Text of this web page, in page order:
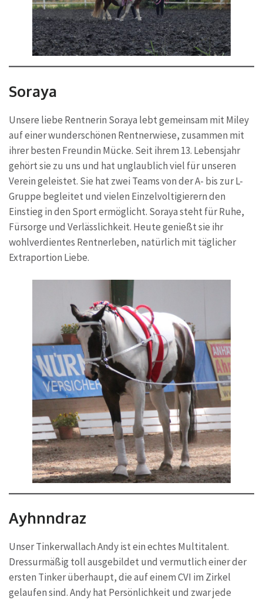
Soraya
Unsere liebe Rentnerin Soraya lebt gemeinsam mit Miley
auf einer wunderschönen Rentnerwiese, zusammen mit
ihrer besten Freundin Mücke. Seit ihrem 13. Lebensjahr
gehört sie zu uns und hat unglaublich viel für unseren
Verein geleistet. Sie hat zwei Teams von der A- bis zur L-
Gruppe begleitet und vielen Einzelvoltigierern den
Einstieg in den Sport ermöglicht. Soraya steht für Ruhe,
Fürsorge und Verlässlichkeit. Heute genießt sie ihr
wohlverdientes Rentnerleben, natürlich mit täglicher
Extraportion Liebe.
Ayhnndraz
Unser Tinkerwallach Andy ist ein echtes Multitalent.
Dressurmäßig toll ausgebildet und vermutlich einer der
ersten Tinker überhaupt, die auf einem CVI im Zirkel
gelaufen sind. Andy hat Persönlichkeit und zwar jede